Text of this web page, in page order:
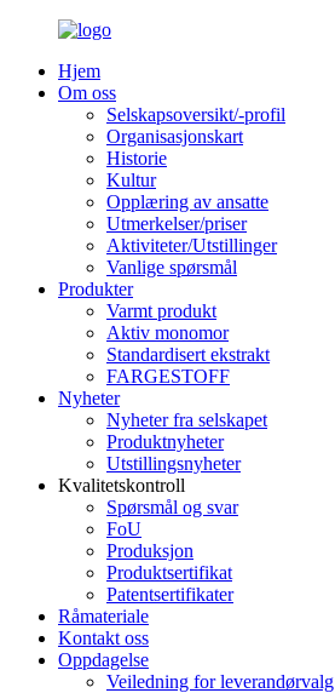
Hjem
Om oss
Selskapsoversikt/-profil
Organisasjonskart
Historie
Kultur
Opplæring av ansatte
Utmerkelser/priser
Aktiviteter/Utstillinger
Vanlige spørsmål
Produkter
Varmt produkt
Aktiv monomor
Standardisert ekstrakt
FARGESTOFF
Nyheter
Nyheter fra selskapet
Produktnyheter
Utstillingsnyheter
Kvalitetskontroll
Spørsmål og svar
FoU
Produksjon
Produktsertifikat
Patentsertifikater
Råmateriale
Kontakt oss
Oppdagelse
Veiledning for leverandørvalg